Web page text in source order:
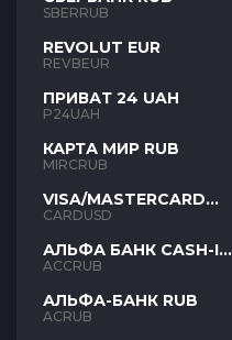
SBERRUB
REVOLUT EUR
REVBEUR
ПРИВАТ 24 UAH
P24UAH
КАРТА МИР RUB
MIRCRUB
VISA/MASTERCARD
USD
CARDUSD
АЛЬФА БАНК CASH-IN
RUB
ACCRUB
АЛЬФА-БАНК RUB
ACRUB